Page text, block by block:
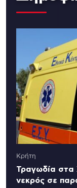
Κρήτη
Τραγωδία στα
νεκρός σε